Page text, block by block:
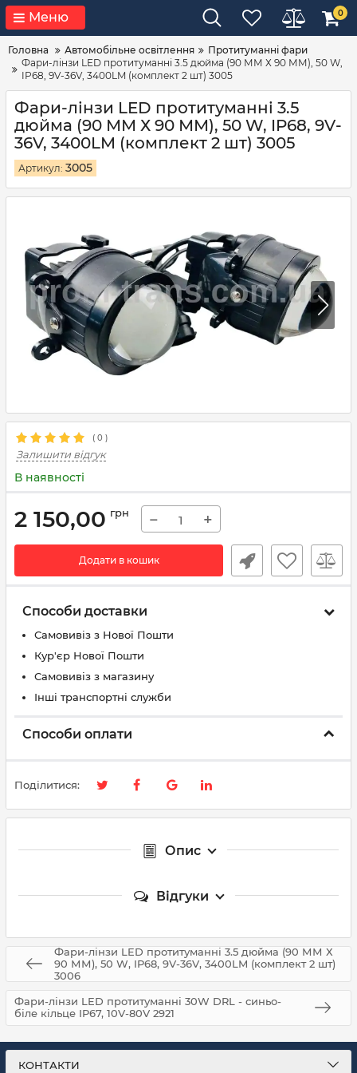
Меню 0
Головна Автомобільне освітлення
Протитуманні фари
Фари-лінзи LED протитуманні 3.5 дюйма (90 ММ Х 90 ММ), 50 W,
IP68, 9V-36V, 3400LM (комплект 2 шт) 3005
Фари-лінзи LED протитуманні 3.5
дюйма (90 ММ Х 90 ММ), 50 W, IP68, 9V-
36V, 3400LM (комплект 2 шт) 3005
Артикул: 3005
( 0 )
Залишити відгук
В наявності
2 150,00 грн − +
Додати в кошик
Способи доставки
Самовивіз з Нової Пошти
Кур'єр Нової Пошти
Самовивіз з магазину
Інші транспортні служби
Способи оплати
Поділитися:
Опис
Відгуки
Фари-лінзи LED протитуманні 3.5 дюйма (90 ММ Х
90 ММ), 50 W, IP68, 9V-36V, 3400LM (комплект 2 шт)
3006
Фари-лінзи LED протитуманні 30W DRL - синьо-
біле кільце IP67, 10V-80V 2921
КОНТАКТИ